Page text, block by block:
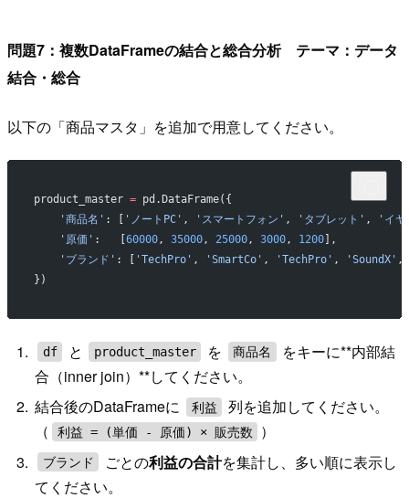
問題7：複数DataFrameの結合と総合分析 テーマ：データ
結合・総合
以下の「商品マスタ」を追加で用意してください。
product_master = pd.DataFrame({
    '商品名'
: [ 'ノートPC' , 'スマートフォン' , 'タブレット' ,
'イ
    '原価'
:   [60000, 35000, 25000, 3000, 1200],
    'ブランド'
: [ 'TechPro' , 'SmartCo' , 'TechPro' , 'SoundX' ,
})
df と product_master を 商品名
をキーに**内部結
合（inner join）**してください。
結合後のDataFrameに
利益
列を追加してください。
（
利益 = (単価 - 原価) × 販売数 ）
ブランド ごとの利益の合計を集計し、多い順に表示し
てください。